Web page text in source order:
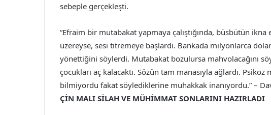
sebeple gerçekleşti.
“Efraim bir mutabakat yapmaya çalıştığında, büsbütün
üzereyse, sesi titremeye başlardı. Bankada milyonlarca
yönettiğini söylerdi. Mutabakat bozulursa mahvolacağını
çocukları aç kalacaktı. Sözün tam manasıyla ağlardı.
bilmiyordu fakat söylediklerine muhakkak inanıyordu.” –
ÇİN MALI SİLAH VE MÜHİMMAT SONLARINI HAZIRLADI